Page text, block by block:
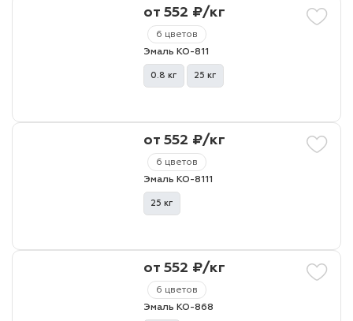
6 цветов
от 552 ₽/кг
Эмаль КО-811
0.8 кг 25 кг
6 цветов
от 552 ₽/кг
Эмаль КО-8111
25 кг
6 цветов
от 552 ₽/кг
Эмаль КО-868